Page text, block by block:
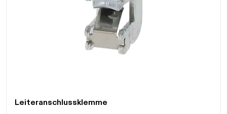
Leiteranschlussklemme